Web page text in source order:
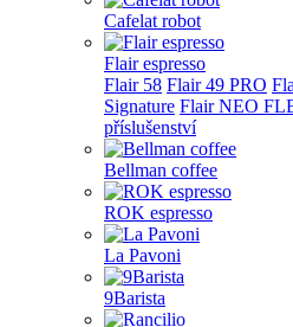
Cafelat robot
Flair espresso
Flair 58 Flair 49 PRO
Signature Flair NEO
příslušenství
Bellman coffee
ROK espresso
La Pavoni
9Barista